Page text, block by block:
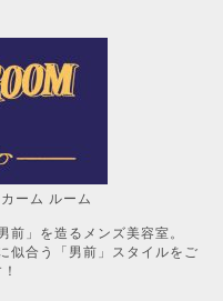
ーム
るメンズ美容室。
似合う「男前」スタイルをご